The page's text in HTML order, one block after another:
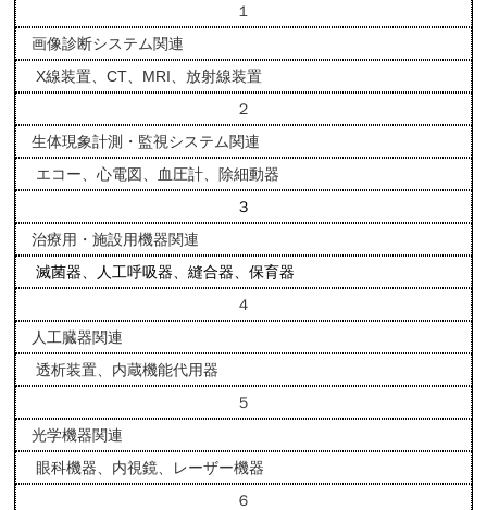
１
画像診断システム関連
X線装置、CT、MRI、放射線装置
２
生体現象計測・監視システム関連
エコー、心電図、血圧計、除細動器
３
治療用・施設用機器関連
滅菌器、人工呼吸器、縫合器、保育器
４
人工臓器関連
透析装置、内蔵機能代用器
５
光学機器関連
眼科機器、内視鏡、レーザー機器
６